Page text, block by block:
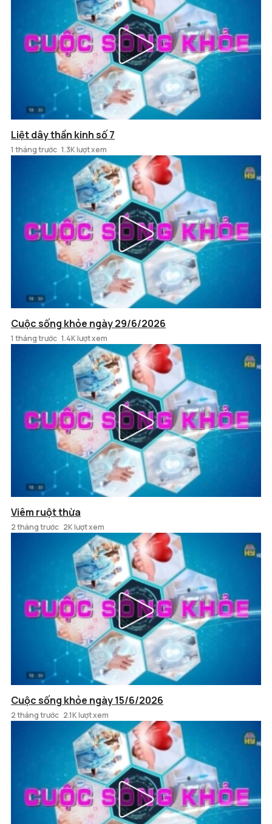
Liệt dây thần kinh số 7
1 tháng trước 1.3K lượt xem
Cuộc sống khỏe ngày 29/6/2026
1 tháng trước 1.4K lượt xem
Viêm ruột thừa
2 tháng trước 2K lượt xem
Cuộc sống khỏe ngày 15/6/2026
2 tháng trước 2.1K lượt xem